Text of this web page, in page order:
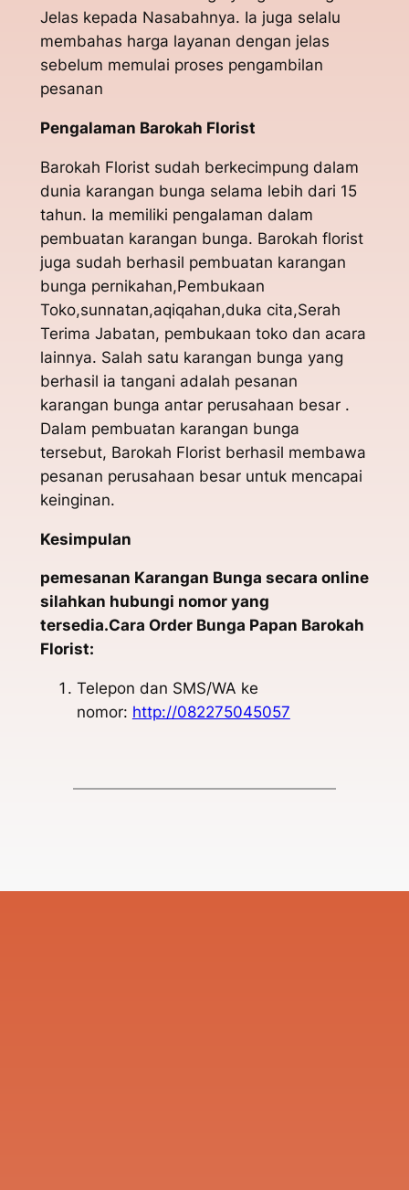
Jelas kepada Nasabahnya. Ia juga selalu
membahas harga layanan dengan jelas
sebelum memulai proses pengambilan
pesanan
Pengalaman Barokah Florist
Barokah Florist sudah berkecimpung dalam
dunia karangan bunga selama lebih dari 15
tahun. Ia memiliki pengalaman dalam
pembuatan karangan bunga. Barokah florist
juga sudah berhasil pembuatan karangan
bunga pernikahan,Pembukaan
Toko,sunnatan,aqiqahan,duka cita,Serah
Terima Jabatan, pembukaan toko dan acara
lainnya. Salah satu karangan bunga yang
berhasil ia tangani adalah pesanan
karangan bunga antar perusahaan besar .
Dalam pembuatan karangan bunga
tersebut, Barokah Florist berhasil membawa
pesanan perusahaan besar untuk mencapai
keinginan.
Kesimpulan
pemesanan Karangan Bunga secara online
silahkan hubungi nomor yang
tersedia.Cara Order Bunga Papan Barokah
Florist:
Telepon dan SMS/WA ke
nomor: http://082275045057